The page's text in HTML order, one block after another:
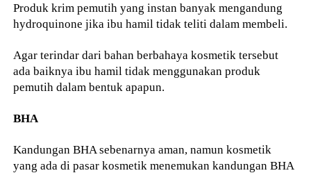
Produk krim pemutih yang instan banyak mengandung
hydroquinone jika ibu hamil tidak teliti dalam membeli.
Agar terindar dari bahan berbahaya kosmetik tersebut
ada baiknya ibu hamil tidak menggunakan produk
pemutih dalam bentuk apapun.
BHA
Kandungan BHA sebenarnya aman, namun kosmetik
yang ada di pasar kosmetik menemukan kandungan BHA